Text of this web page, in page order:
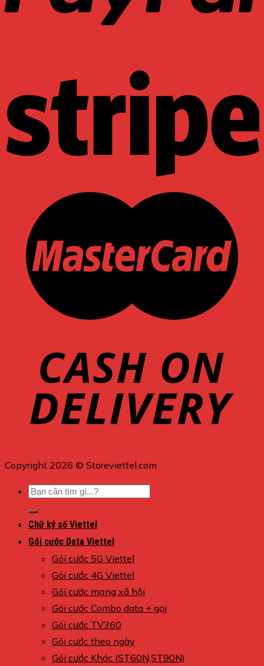
Copyright 2026 © Storeviettel.com
Tìm
kiếm:
Chữ ký số Viettel
Gói cước Data Viettel
Gói cước 5G Viettel
Gói cước 4G Viettel
Gói cước mạng xã hội
Gói cước Combo data + gọi
Gói cước TV360
Gói cước theo ngày
Gói cước Khác (ST60N,ST90N)